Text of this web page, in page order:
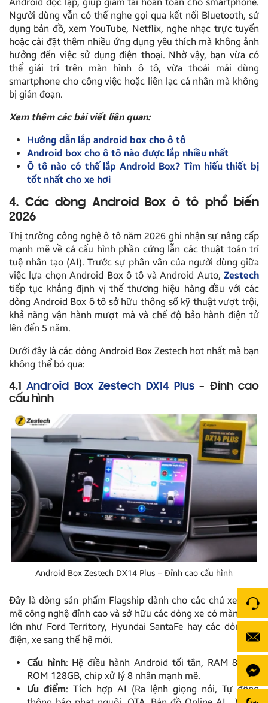
Người dùng vẫn có thể nghe gọi qua kết nối Bluetooth, sử
dụng bản đồ, xem YouTube, Netflix, nghe nhạc trực tuyến
hoặc cài đặt thêm nhiều ứng dụng yêu thích mà không ảnh
hưởng đến việc sử dụng điện thoại. Nhờ vậy, bạn vừa có
thể giải trí trên màn hình ô tô, vừa thoải mái dùng
smartphone cho công việc hoặc liên lạc cá nhân mà không
bị gián đoạn.
Xem thêm các bài viết liên quan:
Hướng dẫn lắp android box cho ô tô
Android box cho ô tô nào được lắp nhiều nhất
Ô tô nào có thể lắp Android Box? Tìm hiểu thiết bị
tốt nhất cho xe hơi
4. Các dòng Android Box ô tô phổ biến
2026
Thị trường công nghệ ô tô năm 2026 ghi nhận sự nâng cấp
mạnh mẽ về cả cấu hình phần cứng lẫn các thuật toán trí
tuệ nhân tạo (AI). Trước sự phân vân của người dùng giữa
việc lựa chọn Android Box ô tô và Android Auto, Zestech
tiếp tục khẳng định vị thế thương hiệu hàng đầu với các
dòng Android Box ô tô sở hữu thông số kỹ thuật vượt trội,
khả năng vận hành mượt mà và chế độ bảo hành điện tử
lên đến 5 năm.
Dưới đây là các dòng Android Box Zestech hot nhất mà bạn
không thể bỏ qua:
4.1Android Box Zestech DX14 Plus– Đỉnh cao
cấu hình
Android Box Zestech DX14 Plus – Đỉnh cao cấu hình
Đây là dòng sản phẩm Flagship dành cho các chủ xe đam
mê công nghệ đỉnh cao và sở hữu các dòng xe có màn hình
lớn như Ford Territory, Hyundai SantaFe hay các dòng xe
điện, xe sang thế hệ mới.
Cấu hình: Hệ điều hành Android tối tân, RAM 8GB –
ROM 128GB, chip xử lý 8 nhân mạnh mẽ.
Ưu điểm: Tích hợp AI (Ra lệnh giọng nói, Tự động